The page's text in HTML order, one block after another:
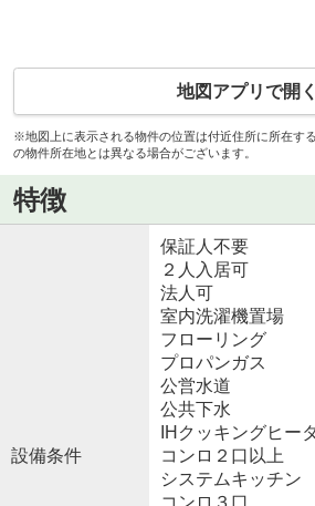
地図アプリで開く
※地図上に表示される物件の位置は付近住所に所在す
の物件所在地とは異なる場合がございます。
特徴
設備条件
保証人不要
２人入居可
法人可
室内洗濯機置場
フローリング
プロパンガス
公営水道
公共下水
IHクッキングヒー
コンロ２口以上
システムキッチン